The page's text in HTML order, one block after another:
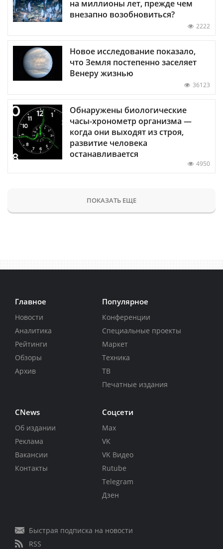
на миллионы лет, прежде чем
внезапно возобновиться?
2222
Новое исследование показало,
что Земля постепенно заселяет
Венеру жизнью
36123
Обнаружены биологические
часы-хронометр организма —
когда они выходят из строя,
развитие человека
останавливается
4950
ПОКАЗАТЬ ЕЩЕ
Главное
Новости
Аналитика
Рейтинги
Обзоры
Архив
Популярное
Конференции
Специальные проекты
Маркет
Техника
ТВ
Печатные издания
CNews
Об издании
Реклама
Вакансии
Контакты
Соцсети
Max
VK
VK Видео
Rutube
Telegram
Дзен
Быстрая подписка на новости
RSS